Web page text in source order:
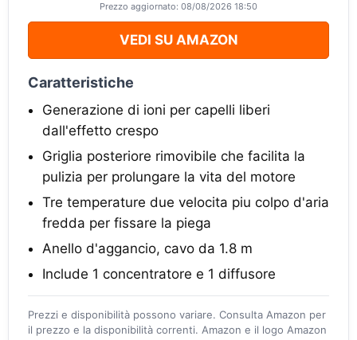
Prezzo aggiornato: 08/08/2026 18:50
VEDI SU AMAZON
Caratteristiche
Generazione di ioni per capelli liberi
dall'effetto crespo
Griglia posteriore rimovibile che facilita la
pulizia per prolungare la vita del motore
Tre temperature due velocita piu colpo d'aria
fredda per fissare la piega
Anello d'aggancio, cavo da 1.8 m
Include 1 concentratore e 1 diffusore
Prezzi e disponibilità possono variare. Consulta Amazon per
il prezzo e la disponibilità correnti. Amazon e il logo Amazon